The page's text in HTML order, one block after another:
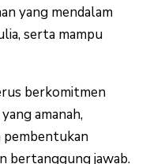
yang mendalam
serta mampu
berkomitmen
amanah,
pembentukan
bertanggung jawab.